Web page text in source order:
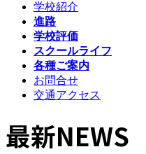
学校紹介
進路
学校評価
スクールライフ
各種ご案内
お問合せ
交通アクセス
最新NEWS